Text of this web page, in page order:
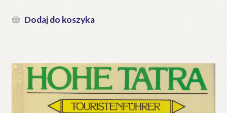
Dodaj do koszyka